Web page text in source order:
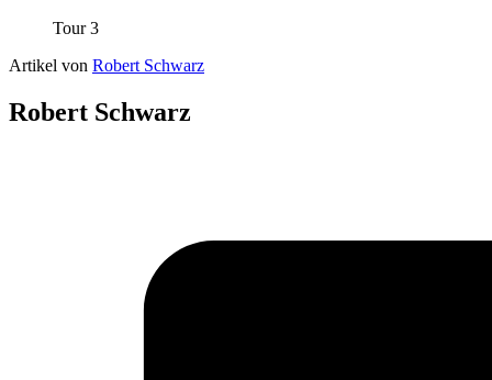
Tour 3
Artikel von Robert Schwarz
Robert Schwarz